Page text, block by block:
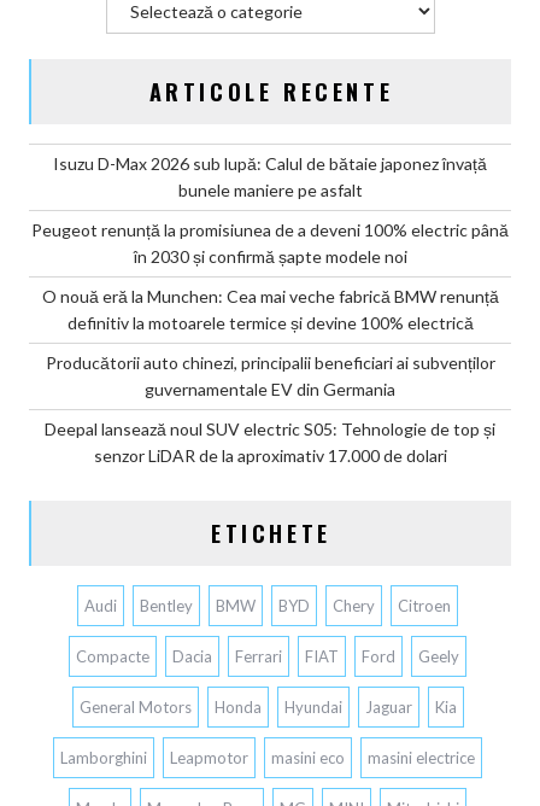
ARTICOLE RECENTE
Isuzu D-Max 2026 sub lupă: Calul de bătaie japonez învață
bunele maniere pe asfalt
Peugeot renunță la promisiunea de a deveni 100% electric până
în 2030 și confirmă șapte modele noi
O nouă eră la Munchen: Cea mai veche fabrică BMW renunță
definitiv la motoarele termice și devine 100% electrică
Producătorii auto chinezi, principalii beneficiari ai subvenților
guvernamentale EV din Germania
Deepal lansează noul SUV electric S05: Tehnologie de top și
senzor LiDAR de la aproximativ 17.000 de dolari
ETICHETE
Audi Bentley BMW BYD Chery Citroen
Compacte Dacia Ferrari FIAT Ford Geely
General Motors Honda Hyundai Jaguar Kia
Lamborghini Leapmotor masini eco masini electrice